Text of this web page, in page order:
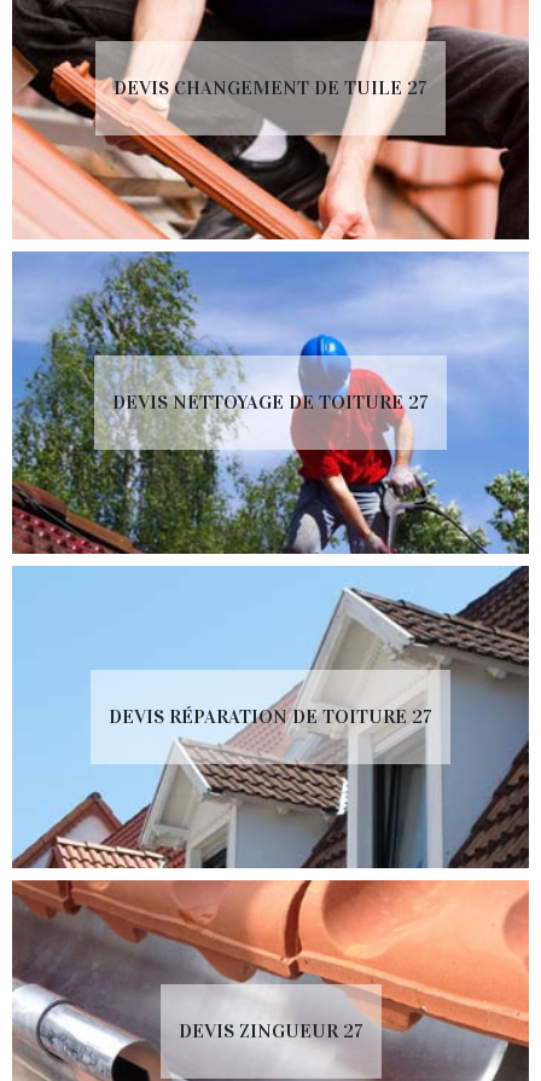
DEVIS CHANGEMENT DE TUILE 27
DEVIS NETTOYAGE DE TOITURE 27
DEVIS RÉPARATION DE TOITURE 27
DEVIS ZINGUEUR 27